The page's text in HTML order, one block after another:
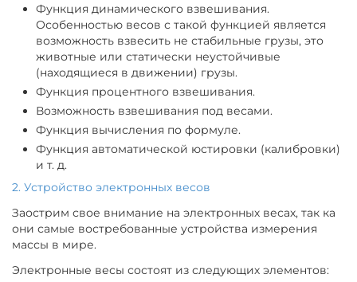
Функция динамического взвешивания.
Особенностью весов с такой функцией является
возможность взвесить не стабильные грузы, это
животные или статически неустойчивые
(находящиеся в движении) грузы.
Функция процентного взвешивания.
Возможность взвешивания под весами.
Функция вычисления по формуле.
Функция автоматической юстировки (калибровки)
и т. д.
2. Устройство электронных весов
Заострим свое внимание на электронных весах, так ка
они самые востребованные устройства измерения
массы в мире.
Электронные весы состоят из следующих элементов: